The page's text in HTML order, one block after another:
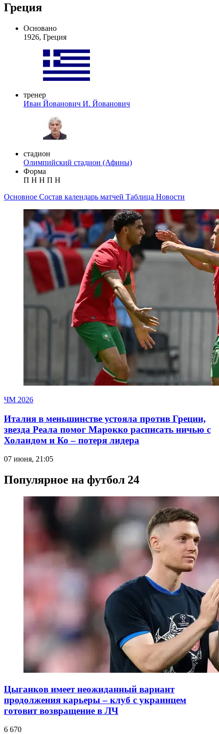
Греция
Основано
1926, Греция
тренер
Иван Йованович И. Йованович
стадион
Олимпийский стадион (Афины)
Форма
П Н Н П Н
Основное Состав календарь матчей Таблица Новости
ЧМ 2026
Италия в меньшинстве устояла против Греции,
звезда Реала помог Марокко расписать ничью с
Холандом и Ко – потеря лидера
07 июня, 21:05
Популярное на футбол 24
Цыганков имеет неожиданный вариант
продолжения карьеры – клуб с украинцем
готовит возвращение в ЛЧ
6 670